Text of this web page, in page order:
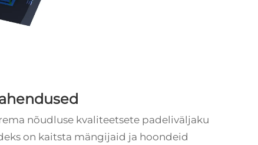
nõudluse kvaliteetsete padeliväljaku
on kaitsta mängijaid ja hoondeid